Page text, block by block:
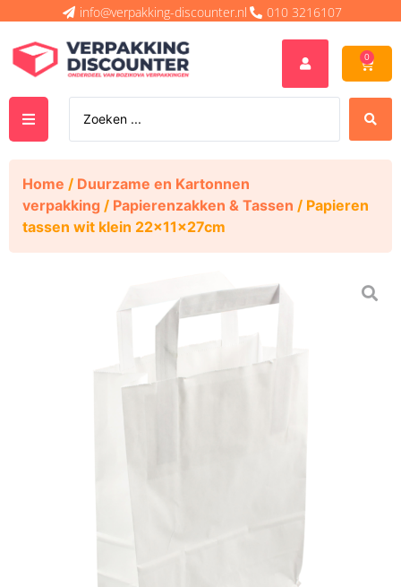
info@verpakking-discounter.nl 010 3216107
0
Home / Duurzame en Kartonnen
verpakking / Papierenzakken & Tassen / Papieren
tassen wit klein 22x11x27cm